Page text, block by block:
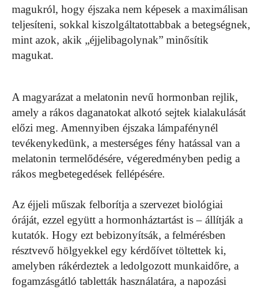
magukról, hogy éjszaka nem képesek a maximálisan
teljesíteni, sokkal kiszolgáltatottabbak a betegségnek,
mint azok, akik „éjjelibagolynak” minősítik
magukat.
A magyarázat a melatonin nevű hormonban rejlik,
amely a rákos daganatokat alkotó sejtek kialakulását
előzi meg. Amennyiben éjszaka lámpafénynél
tevékenykedünk, a mesterséges fény hatással van a
melatonin termelődésére, végeredményben pedig a
rákos megbetegedések fellépésére.
Az éjjeli műszak felborítja a szervezet biológiai
óráját, ezzel együtt a hormonháztartást is – állítják a
kutatók. Hogy ezt bebizonyítsák, a felmérésben
résztvevő hölgyekkel egy kérdőívet töltettek ki,
amelyben rákérdeztek a ledolgozott munkaidőre, a
fogamzásgátló tabletták használatára, a napozási